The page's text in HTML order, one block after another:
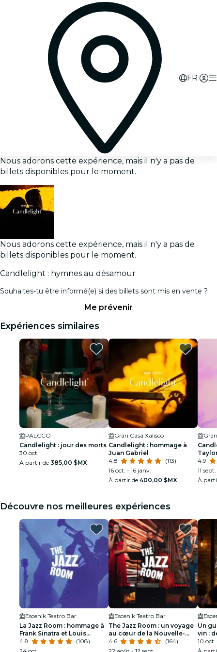
FR
Nous adorons cette expérience, mais il n'y a pas de
billets disponibles pour le moment.
Nous adorons cette expérience, mais il n'y a pas de
billets disponibles pour le moment.
Candlelight : hymnes au désamour
Souhaites-tu être informé(e) si des billets sont mis en vente ?
Me prévenir
Expériences similaires
PALCCO
Candlelight : jour des morts
30 oct.
À partir de 385,00 $MX
Gran Casa Xalisco
Candlelight : hommage à
Juan Gabriel
4.8
(113)
16 oct. - 16 janv.
À partir de 400,00 $MX
4.9
11
À
Découvre nos meilleures expériences
Escenik Teatro Bar
La Jazz Room : hommage à
Frank Sinatra et Louis
Armstrong
4.8
(108)
Escenik Teatro Bar
The Jazz Room : un voyage
au cœur de la Nouvelle-
Orléans
4.6
(164)
Un
vin :
verres
10 oct.